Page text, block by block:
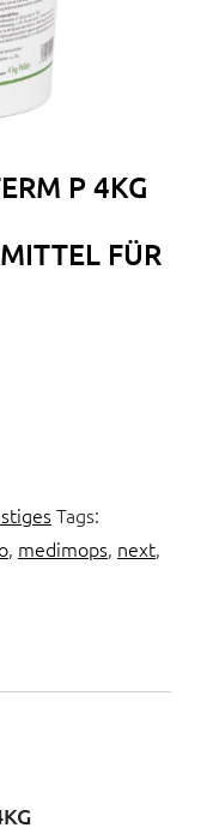
P 4KG
FÜR
Tags:
, medimops, next,